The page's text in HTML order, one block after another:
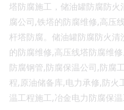
塔防腐施工， 储油罐防腐防火
腐公司,铁塔的防腐维修,高压
杆塔防腐。 储油罐防腐防火清
的防腐维修,高压线塔防腐维修
防腐钢管,防腐保温公司,防腐
程,原油储备库,电力承修,防火
温工程施工,冶金电力防腐保温